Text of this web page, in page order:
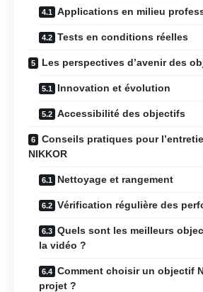
Applications en milieu
Tests en conditions réelles
Les perspectives d’avenir des
Innovation et évolution
Accessibilité des objectifs
Conseils pratiques pour
NIKKOR
Nettoyage et rangement
Vérification régulière des
Quels sont les meilleurs
la vidéo ?
Comment choisir un objectif
projet ?